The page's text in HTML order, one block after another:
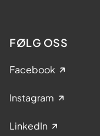
FØLG OSS
Facebook
Instagram
LinkedIn